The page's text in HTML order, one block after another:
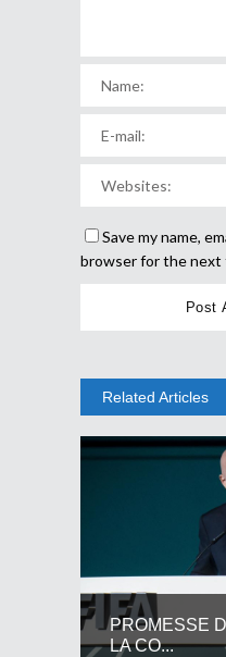
Save my name,
browser for the next
Related Articles
PROMESSE
LA CO...